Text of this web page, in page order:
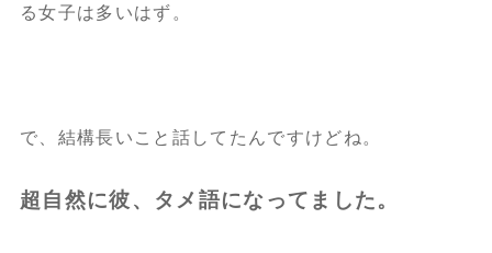
る女子は多いはず。
で、結構長いこと話してたんですけどね。
超自然に彼、タメ語になってました。